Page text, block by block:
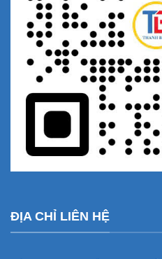
ĐỊA CHỈ LIÊN HỆ